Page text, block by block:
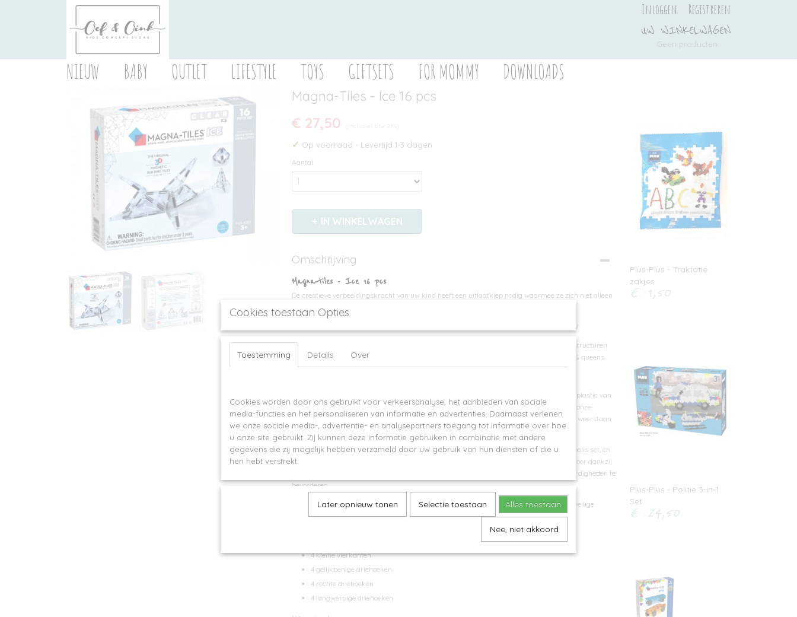
Inloggen Registreren
UW WINKELWAGEN
Geen producten
NIEUW BABY OUTLET LIFESTYLE TOYS GIFTSETS FOR MOMMY DOWNLOADS
Magna-Tiles - Ice 16 pcs
€ 27,50 (inclusief btw 21%)
✓ Op voorraad - Levertijd 1-3 dagen
Aantal
IN WINKELWAGEN
Omschrijving
Magna-tiles - Ice 16 pcs
De creatieve verbeeldingskracht van uw kind heeft een uitlaatklep nodig waarmee ze zich niet alleen
vrij kunnen uiten, maar ook waardevolle vaardigheden bijbrengen.
De MAGNA-TILES Ice 16-delige set is een coole aanvullingsset of startset van Magna-Tiles!
Kinderen inspireren urenlang instructievrij spel en creativiteit, en krijgen de kans om de structuren
van hun dromen te bouwen, van hun favoriete filmpersonage tot een kastelen voor kings & queens.
Veilige, duurzame materialen: vrij van latex, ftalaten en BPA, we maken elke set met ABS-plastic van
voedingskwaliteit om de veiligheid van uw kinderen te garanderen zonder de sterkte van onze
magnetische vormen in gevaar te brengen. Ze zijn bestand tegen jaren van opwinding en weerstaan ​​
schade, of kinderen nu binnen of buiten spelen.
Goedgekeurd voor de STAM speeltechniek: leren is geweldig met de MAGNA-TILES Metropolis set, en
docenten zijn het daarmee eens. Onze magnetische vormen komen overal in lesplannen voor dankzij
hun vermogen om de ontwikkeling van wiskunde, wetenschap, ruimtelijke en tactiele vaardigheden te
bevorderen.
Al onze magnetische tegels verenigen zich met een kenmerkende “klik” die duidt op een veilige
verbinding, en er is geen limiet aan wat kan worden gemaakt.
4 kleine vierkanten
4 gelijkbenige driehoeken
4 rechte driehoeken
4 langwerpige driehoeken
Plus-Plus - Traktatie
zakjes
€ 1,50
Plus-Plus - Politie 3-in-1
Set
€ 24,50
Cookies toestaan Opties
Toestemming Details Over
Cookies worden door ons gebruikt voor verkeersanalyse, het aanbieden van sociale
media-functies en het personaliseren van informatie en advertenties. Daarnaast verlenen
we onze sociale media-, advertentie- en analysepartners toegang tot informatie over hoe
u onze site gebruikt. Zij kunnen deze informatie gebruiken in combinatie met andere
gegevens die zij mogelijk hebben verzameld door uw gebruik van hun diensten of die u
hen hebt verstrekt.
Later opnieuw tonen Selectie toestaan Alles toestaan
Nee, niet akkoord